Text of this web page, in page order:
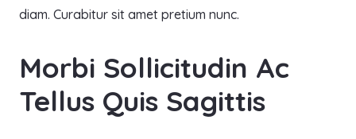
diam. Curabitur sit amet pretium nunc.
Morbi Sollicitudin Ac
Tellus Quis Sagittis